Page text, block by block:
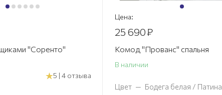
"Соренто"
5 | 4 отзыва
Цена:
25 690₽
Комод "Прованс" спальня
В наличии
Цвет — Бодега белая / Патина